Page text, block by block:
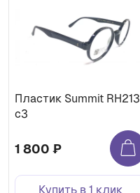
Пластик Summit RH213
c3
1 800 ₽
Купить в 1 клик